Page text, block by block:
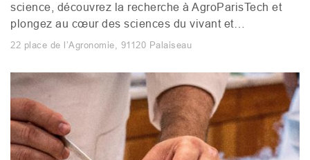
science, découvrez la recherche à AgroParisTech et
plongez au cœur des sciences du vivant et…
22 place de l’Agronomie, 91120 Palaiseau